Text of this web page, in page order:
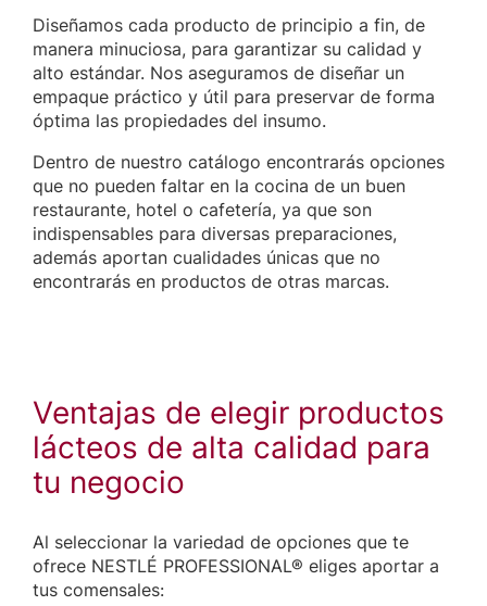
Diseñamos cada producto de principio a fin, de
manera minuciosa, para garantizar su calidad y
alto estándar. Nos aseguramos de diseñar un
empaque práctico y útil para preservar de forma
óptima las propiedades del insumo.
Dentro de nuestro catálogo encontrarás opciones
que no pueden faltar en la cocina de un buen
restaurante, hotel o cafetería, ya que son
indispensables para diversas preparaciones,
además aportan cualidades únicas que no
encontrarás en productos de otras marcas.
Ventajas de elegir productos
lácteos de alta calidad para
tu negocio
Al seleccionar la variedad de opciones que te
ofrece NESTLÉ PROFESSIONAL® eliges aportar a
tus comensales: